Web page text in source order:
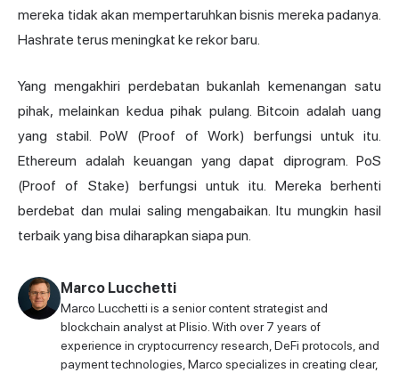
mereka tidak akan mempertaruhkan bisnis mereka padanya.
Hashrate terus meningkat ke rekor baru.
Yang mengakhiri perdebatan bukanlah kemenangan satu
pihak, melainkan kedua pihak pulang. Bitcoin adalah uang
yang stabil. PoW (Proof of Work) berfungsi untuk itu.
Ethereum adalah keuangan yang dapat diprogram. PoS
(Proof of Stake) berfungsi untuk itu. Mereka berhenti
berdebat dan mulai saling mengabaikan. Itu mungkin hasil
terbaik yang bisa diharapkan siapa pun.
Marco Lucchetti
Marco Lucchetti is a senior content strategist and
blockchain analyst at Plisio. With over 7 years of
experience in cryptocurrency research, DeFi protocols, and
payment technologies, Marco specializes in creating clear,